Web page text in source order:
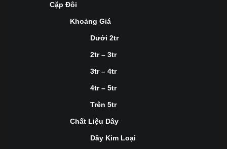
Cặp Đôi
Khoảng Giá
Dưới 2tr
2tr – 3tr
3tr – 4tr
4tr – 5tr
Trên 5tr
Chất Liệu Dây
Dây Kim Loại